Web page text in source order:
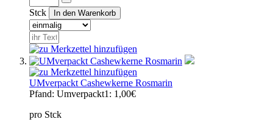
Stck
UMverpackt Cashewkerne Rosmarin
Pfand: Umverpackt1: 1,00€
pro Stck